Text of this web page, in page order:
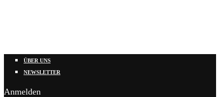
ÜBER UNS
NEWSLETTER
Anmelden